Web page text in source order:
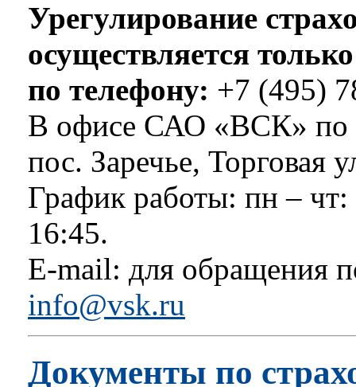
Урегулирование
осуществляется
по телефону: +7 (495)
В офисе САО «ВСК» по
пос. Заречье, Торговая
График работы: пн –
16:45.
E-mail: для обращения
info@vsk.ru
Документы по